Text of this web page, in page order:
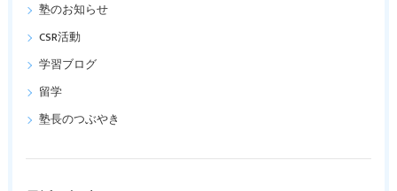
塾のお知らせ
CSR活動
学習ブログ
留学
塾長のつぶやき